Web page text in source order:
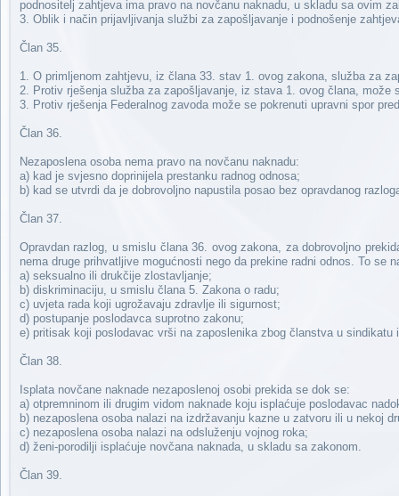
podnositelj zahtjeva ima pravo na novčanu naknadu, u skladu sa ovim
3. Oblik i način prijavljivanja službi za zapošljavanje i podnošenje
Član 35.
1. O primljenom zahtjevu, iz člana 33. stav 1. ovog zakona, služba za
2. Protiv rješenja služba za zapošljavanje, iz stava 1. ovog člana, može
3. Protiv rješenja Federalnog zavoda može se pokrenuti upravni spor
Član 36.
Nezaposlena osoba nema pravo na novčanu naknadu:
a) kad je svjesno doprinijela prestanku radnog odnosa;
b) kad se utvrdi da je dobrovoljno napustila posao bez opravdanog
Član 37.
Opravdan razlog, u smislu člana 36. ovog zakona, za dobrovoljno
nema druge prihvatljive mogućnosti nego da prekine radni odnos. To se
a) seksualno ili drukčije zlostavljanje;
b) diskriminaciju, u smislu člana 5. Zakona o radu;
c) uvjeta rada koji ugrožavaju zdravlje ili sigurnost;
d) postupanje poslodavca suprotno zakonu;
e) pritisak koji poslodavac vrši na zaposlenika zbog članstva u sindikatu
Član 38.
Isplata novčane naknade nezaposlenoj osobi prekida se dok se:
a) otpremninom ili drugim vidom naknade koju isplaćuje poslodavac
b) nezaposlena osoba nalazi na izdržavanju kazne u zatvoru ili u nekoj
c) nezaposlena osoba nalazi na odsluženju vojnog roka;
d) ženi-porodilji isplaćuje novčana naknada, u skladu sa zakonom.
Član 39.